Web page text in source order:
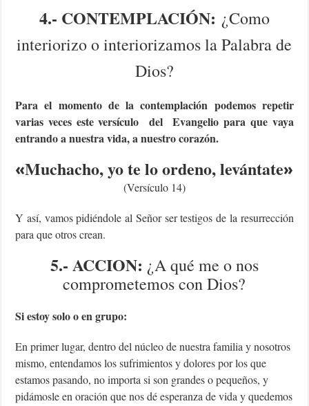
4.- CONTEMPLACIÓN: ¿Como
interiorizo o interiorizamos la Palabra de
Dios?
Para el momento de la contemplación podemos repetir
varias veces este versículo del Evangelio para que vaya
entrando a nuestra vida, a nuestro corazón.
«Muchacho, yo te lo ordeno, levántate»
(Versículo 14)
Y así, vamos pidiéndole al Señor ser testigos de la resurrección
para que otros crean.
5.- ACCION: ¿A qué me o nos
comprometemos con Dios?
Si estoy solo o en grupo:
En primer lugar, dentro del núcleo de nuestra familia y nosotros
mismo, entendamos los sufrimientos y dolores por los que
estamos pasando, no importa si son grandes o pequeños, y
pidámosle en oración que nos dé esperanza de vida y quedemos